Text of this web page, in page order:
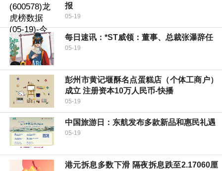
报
05-19
每日速讯：*ST威领：董事、总裁张瀑辞任
05-19
彭州市黄记堰酥名点蛋糕店（个体工商户）
成立 注册资本10万人民币-快播
05-19
中国旅游日：东航发布多款新品和惠民礼遇
05-19
港元拆息多数下滑 隔夜拆息跌至2.17060厘